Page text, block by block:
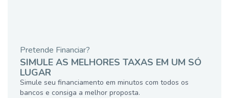
Pretende Financiar?
SIMULE AS MELHORES TAXAS EM UM SÓ
LUGAR
Simule seu financiamento em minutos com todos os
bancos e consiga a melhor proposta.